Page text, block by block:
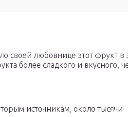
своей любовнице этот фрукт в
более сладкого и вкусного,
источникам, около тысячи